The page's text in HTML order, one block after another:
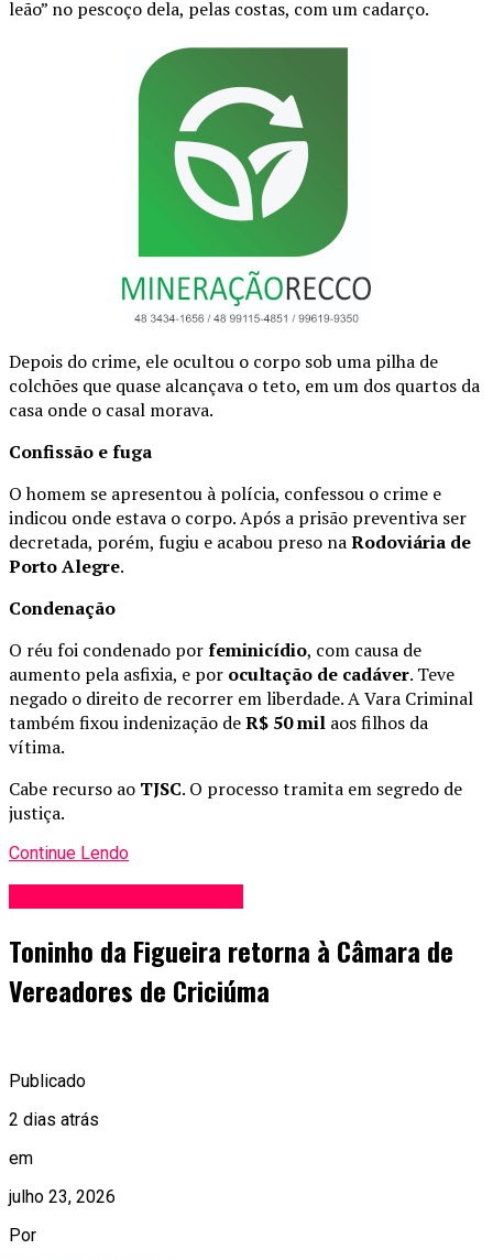
leão” no pescoço dela, pelas costas, com um cadarço.
Depois do crime, ele ocultou o corpo sob uma pilha de
colchões que quase alcançava o teto, em um dos quartos da
casa onde o casal morava.
Confissão e fuga
O homem se apresentou à polícia, confessou o crime e
indicou onde estava o corpo. Após a prisão preventiva ser
decretada, porém, fugiu e acabou preso naRodoviária de
Porto Alegre.
Condenação
O réu foi condenado porfeminicídio, com causa de
aumento pela asfixia, e por ocultação de cadáver. Teve
negado o direito de recorrer em liberdade. A Vara Criminal
também fixou indenização deR$ 50 mil aos filhos da
vítima.
Cabe recurso ao TJSC. O processo tramita em segredo de
justiça.
Continue Lendo
Toninho da Figueira retorna à Câmara de
Vereadores de Criciúma
Publicado
2 dias atrás
em
julho 23, 2026
Por